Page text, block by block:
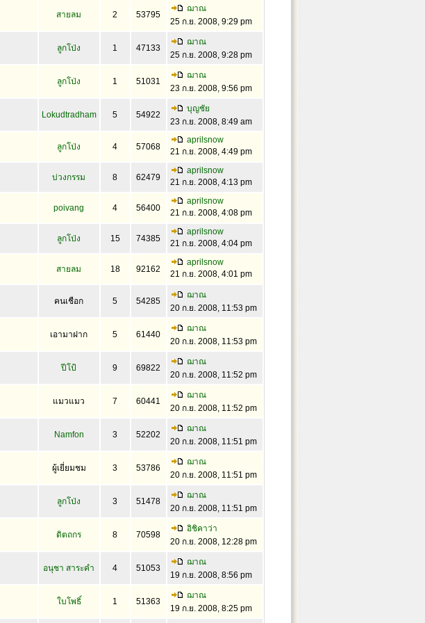
สายลม 2 53795
ฌาณ
25 ก.ย. 2008, 9:29 pm
ลูกโป่ง 1 47133
ฌาณ
25 ก.ย. 2008, 9:28 pm
ลูกโป่ง 1 51031
ฌาณ
23 ก.ย. 2008, 9:56 pm
Lokudtradham 5 54922
บุญชัย
23 ก.ย. 2008, 8:49 am
ลูกโป่ง 4 57068
aprilsnow
21 ก.ย. 2008, 4:49 pm
บ่วงกรรม 8 62479
aprilsnow
21 ก.ย. 2008, 4:13 pm
poivang 4 56400
aprilsnow
21 ก.ย. 2008, 4:08 pm
ลูกโป่ง 15 74385
aprilsnow
21 ก.ย. 2008, 4:04 pm
สายลม 18 92162
aprilsnow
21 ก.ย. 2008, 4:01 pm
คนเชือก 5 54285
ฌาณ
20 ก.ย. 2008, 11:53 pm
เอามาฝาก 5 61440
ฌาณ
20 ก.ย. 2008, 11:53 pm
ปีโป้ 9 69822
ฌาณ
20 ก.ย. 2008, 11:52 pm
แมวแมว 7 60441
ฌาณ
20 ก.ย. 2008, 11:52 pm
Namfon 3 52202
ฌาณ
20 ก.ย. 2008, 11:51 pm
ผู้เยี่ยมชม 3 53786
ฌาณ
20 ก.ย. 2008, 11:51 pm
ลูกโป่ง 3 51478
ฌาณ
20 ก.ย. 2008, 11:51 pm
ดิตถกร 8 70598
อิชิคาว่า
20 ก.ย. 2008, 12:28 pm
อนุชา สาระคำ 4 51053
ฌาณ
19 ก.ย. 2008, 8:56 pm
ใบโพธิ์ 1 51363
ฌาณ
19 ก.ย. 2008, 8:25 pm